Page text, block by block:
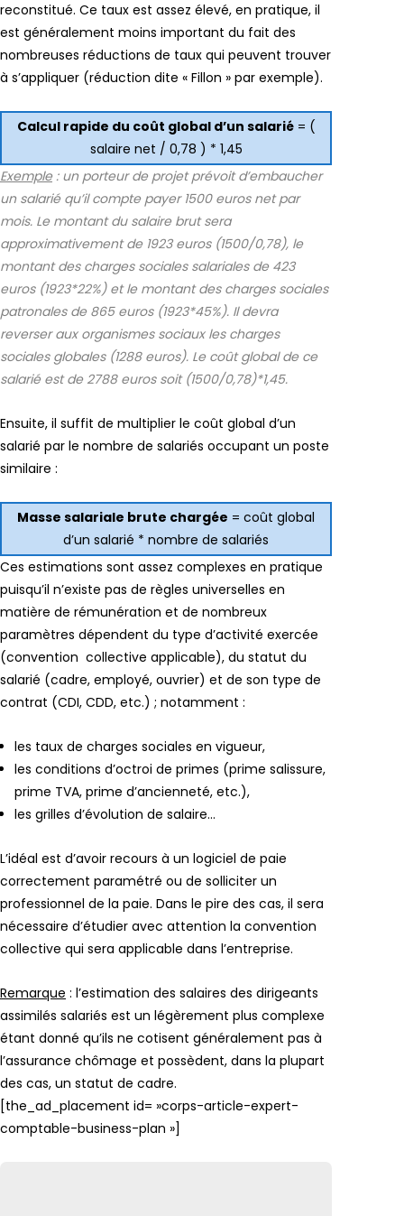
reconstitué. Ce taux est assez élevé, en pratique, il
est généralement moins important du fait des
nombreuses réductions de taux qui peuvent trouver
à s’appliquer (réduction dite « Fillon » par exemple).
Calcul rapide du coût global d’un salarié= (
salaire net / 0,78 ) * 1,45
Exemple: un porteur de projet prévoit d’embaucher
un salarié qu’il compte payer 1500 euros net par
mois. Le montant du salaire brut sera
approximativement de 1923 euros (1500/0,78), le
montant des charges sociales salariales de 423
euros (1923*22%) et le montant des charges sociales
patronales de 865 euros (1923*45%). Il devra
reverser aux organismes sociaux les charges
sociales globales (1288 euros). Le coût global de ce
salarié est de 2788 euros soit (1500/0,78)*1,45.
Ensuite, il suffit de multiplier le coût global d’un
salarié par le nombre de salariés occupant un poste
similaire :
Masse salariale brute chargée = coût global
d’un salarié * nombre de salariés
Ces estimations sont assez complexes en pratique
puisqu’il n’existe pas de règles universelles en
matière de rémunération et de nombreux
paramètres dépendent du type d’activité exercée
(convention collective applicable), du statut du
salarié (cadre, employé, ouvrier) et de son type de
contrat (CDI, CDD, etc.) ; notamment :
les taux de charges sociales en vigueur,
les conditions d’octroi de primes (prime salissure,
prime TVA, prime d’ancienneté, etc.),
les grilles d’évolution de salaire…
L’idéal est d’avoir recours à un logiciel de paie
correctement paramétré ou de solliciter un
professionnel de la paie. Dans le pire des cas, il sera
nécessaire d’étudier avec attention la convention
collective qui sera applicable dans l’entreprise.
Remarque : l’estimation des salaires des dirigeants
assimilés salariés est un légèrement plus complexe
étant donné qu’ils ne cotisent généralement pas à
l’assurance chômage et possèdent, dans la plupart
des cas, un statut de cadre.
[the_ad_placement id= »corps-article-expert-
comptable-business-plan »]